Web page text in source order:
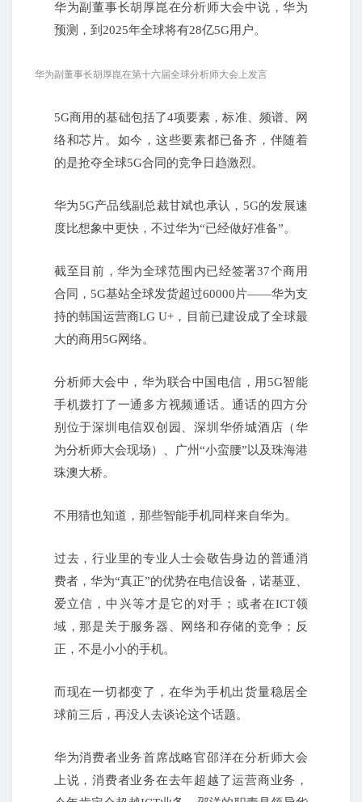
华为副董事长胡厚崑在分析师大会中说，华为
预测，到2025年全球将有28亿5G用户。
华为副董事长胡厚崑在第十六届全球分析师大会上发言
5G商用的基础包括了4项要素，标准、频谱、网
络和芯片。 如今，这些要素都已备齐，伴随着
的是抢夺全球5G合同的竞争日趋激烈。
华为5G产品线副总裁甘斌也承认，5G的发展速
度比想象中更快，不过华为“已经做好准备”。
截至目前，华为全球范围内已经签署37个商用
合同，5G基站全球发货超过60000片——华为支
持的韩国运营商LG U+，目前已建设成了全球最
大的商用5G网络。
分析师大会中，华为联合中国电信，用5G智能
手机拨打了一通多方视频通话。通话的四方分
别位于深圳电信双创园、深圳华侨城酒店（华
为分析师大会现场）、广州“小蛮腰”以及珠海港
珠澳大桥。
不用猜也知道，那些智能手机同样来自华为。
过去，行业里的专业人士会敬告身边的普通消
费者，华为“真正”的优势在电信设备，诺基亚、
爱立信，中兴等才是它的对手； 或者在ICT领
域，那是关于服务器、网络和存储的竞争； 反
正，不是小小的手机。
而现在一切都变了，在华为手机出货量稳居全
球前三后，再没人去谈论这个话题。
华为消费者业务首席战略官邵洋在分析师大会
上说，消费者业务在去年超越了运营商业务，